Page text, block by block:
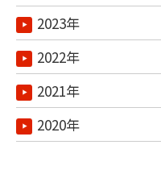
2023年
2022年
2021年
2020年